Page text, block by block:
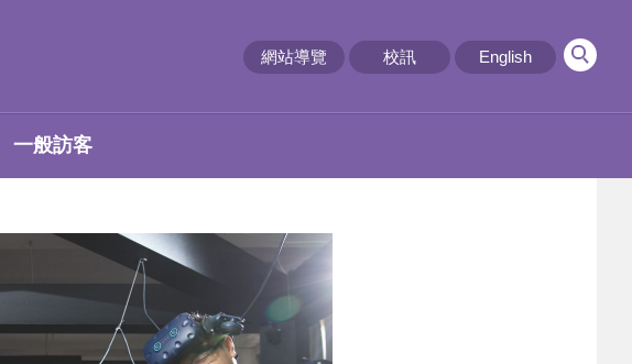
網站導覽 校訊 English
一般訪客